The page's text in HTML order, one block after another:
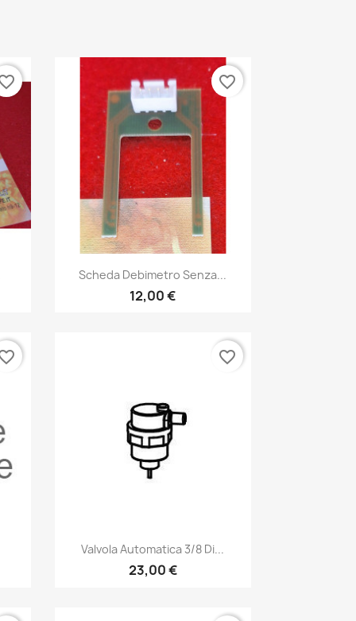
Anteprima
Scheda Debimetro Senza...
12,00 €
favorite_border
Anteprima
Valvola Automatica 3/8 Di...
23,00 €
favorite_border